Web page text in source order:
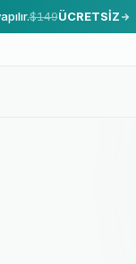
$149ÜCRETSİZ